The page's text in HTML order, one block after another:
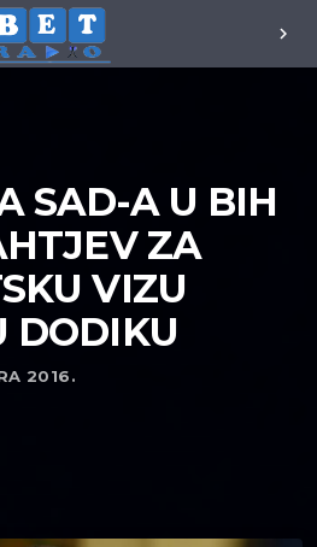
chevron_right
SAD-A U BIH
ZA
VIZU
DODIKU
2016.